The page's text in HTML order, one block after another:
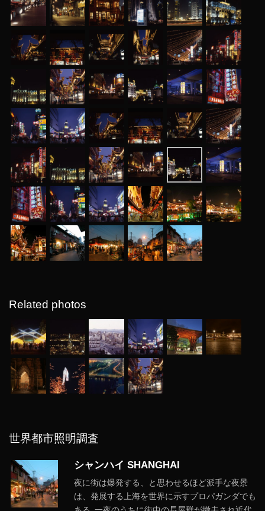
Related photos
世界都市照明調査
シャンハイ SHANGHAI
夜に街は爆発する、と思わせるほど派手な夜景
は、発展する上海を世界に示すプロパガンダでも